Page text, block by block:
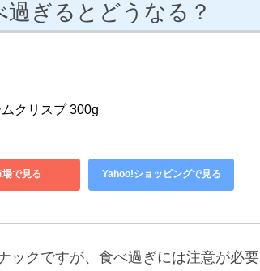
ぎるとどうなる？
クリスプ 300g
で見る Yahoo!ショッピングで見る
ックですが、食べ過ぎには注意が必要